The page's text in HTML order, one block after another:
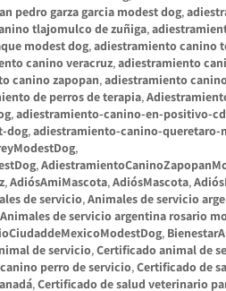
pedro garza garcia modest dog,
tlajomulco de zuñiga,
modest dog, adiestramiento canino
canino veracruz, adiestramiento
canino zapopan, adiestramiento
de perros de terapia,
, adiestramiento-canino-en-positivo-
dog, adiestramiento-canino-queretaro-
,
,
, AdiósAmiMascota, AdiósMascota,
de servicio, Animales de servicio
Animales de servicio argentina rosario
,
de servicio, Certificado animal de
perro de servicio, Certificado de
, Certificado de salud veterinario